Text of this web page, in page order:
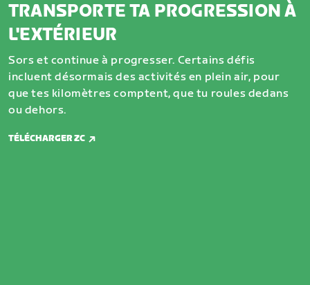
TRANSPORTE TA PROGRESSION À
L'EXTÉRIEUR
Sors et continue à progresser. Certains défis
incluent désormais des activités en plein air, pour
que tes kilomètres comptent, que tu roules dedans
ou dehors.
TÉLÉCHARGER ZC